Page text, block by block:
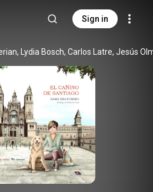
Sign in